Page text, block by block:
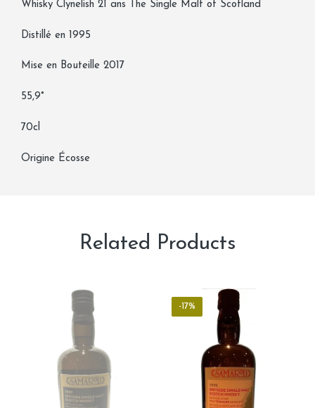
Whisky Clynelish 21 ans The Single Malt of Scotland
Distillé en 1995
Mise en Bouteille 2017
55,9°
70cl
Origine Écosse
Related Products
-17%